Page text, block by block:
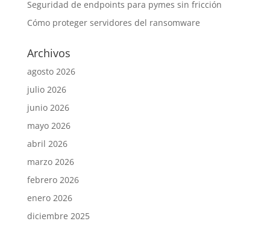
Seguridad de endpoints para pymes sin fricción
Cómo proteger servidores del ransomware
Archivos
agosto 2026
julio 2026
junio 2026
mayo 2026
abril 2026
marzo 2026
febrero 2026
enero 2026
diciembre 2025